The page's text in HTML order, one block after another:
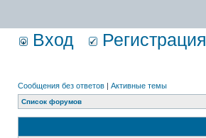
Вход Регистрация
Сообщения без ответов | Активные темы
Список форумов